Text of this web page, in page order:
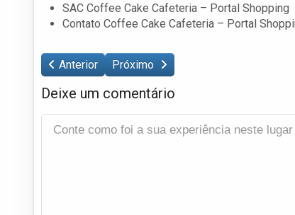
SAC Coffee Cake Cafeteria – Portal Shopping
Contato Coffee Cake Cafeteria – Portal
Anterior Próximo
Deixe um comentário